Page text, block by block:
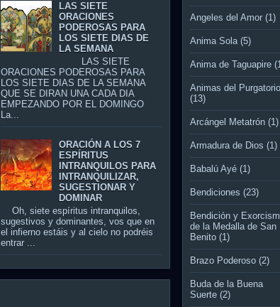
LAS SIETE
ORACIONES
PODEROSAS PARA
LOS SIETE DIAS DE
LA SEMANA
LAS SIETE
ORACIONES PODEROSAS PARA
LOS SIETE DIAS DE LA SEMANA
QUE SE DIRAN UNA CADA DIA
EMPEZANDO POR EL DOMINGO
La...
ORACIÓN A LOS 7
ESPÍRITUS
INTRANQUILOS PARA
INTRANQUILIZAR,
SUGESTIONAR Y
DOMINAR
Oh, siete espíritus intranquilos,
sugestivos y dominantes, vos que en
el infierno estáis y al cielo no podréis
entrar ...
Angeles del Amor (1)
Anima Sola (5)
Anima de Taguapire
Animas del Purgatorio
(13)
Arcángel Metatrón (1)
Armadura de Dios (1)
Babalú Ayé (1)
Bendiciones (23)
Bendición y
de la Medalla de San
Benito (1)
Brazo Poderoso (2)
Buda de la Buena
Suerte (2)